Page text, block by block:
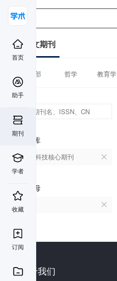
首页
助手
期刊
学者
收藏
订阅
中文期刊
全部 哲学 教育学
数据库
中国科技核心期刊
首字母
关于我们